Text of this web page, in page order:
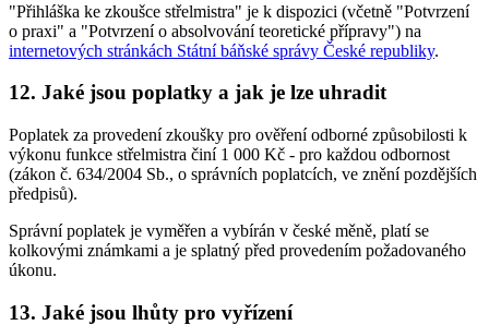
"Přihláška ke zkoušce střelmistra" je k dispozici (včetně "Potvrzení
o praxi" a "Potvrzení o absolvování teoretické přípravy") na
internetových stránkách Státní báňské správy České republiky.
12. Jaké jsou poplatky a jak je lze uhradit
Poplatek za provedení zkoušky pro ověření odborné způsobilosti k
výkonu funkce střelmistra činí 1 000 Kč - pro každou odbornost
(zákon č. 634/2004 Sb., o správních poplatcích, ve znění pozdějších
předpisů).
Správní poplatek je vyměřen a vybírán v české měně, platí se
kolkovými známkami a je splatný před provedením požadovaného
úkonu.
13. Jaké jsou lhůty pro vyřízení